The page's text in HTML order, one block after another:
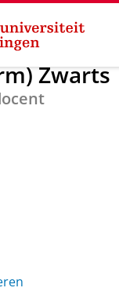
dr. H. (Harm) Zwarts
Zwarts